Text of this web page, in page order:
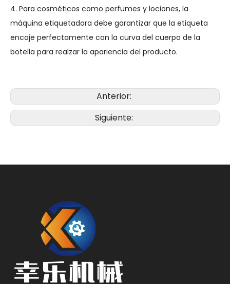
4. Para cosméticos como perfumes y lociones, la
máquina etiquetadora debe garantizar que la etiqueta
encaje perfectamente con la curva del cuerpo de la
botella para realzar la apariencia del producto.
Anterior:
Siguiente: